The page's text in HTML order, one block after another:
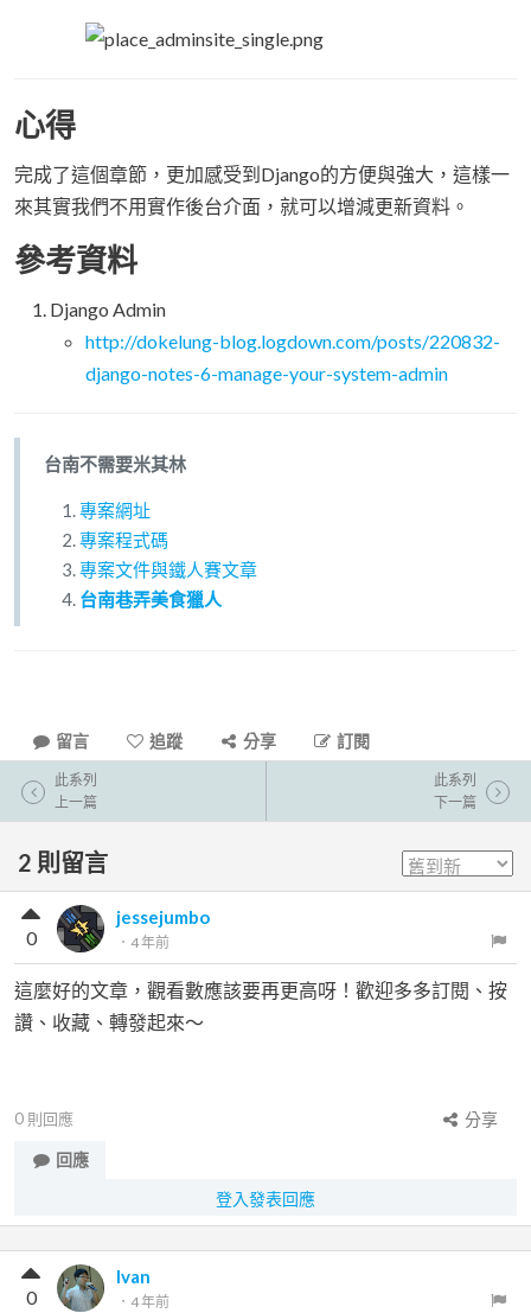
心得
完成了這個章節，更加感受到Django的方便與強大，這樣一
來其實我們不用實作後台介面，就可以增減更新資料。
參考資料
Django Admin
http://dokelung-blog.logdown.com/posts/220832-
django-notes-6-manage-your-system-admin
台南不需要米其林
專案網址
專案程式碼
專案文件與鐵人賽文章
台南巷弄美食獵人
留言 追蹤 分享 訂閱
此系列
上一篇
此系列
下一篇
2 則留言
jessejumbo
． 4 年前
0
這麼好的文章，觀看數應該要再更高呀！歡迎多多訂閱、按
讚、收藏、轉發起來～
0 則回應
分享
回應
登入發表回應
Ivan
． 4 年前
0